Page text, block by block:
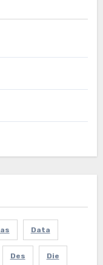
Data
Des Die